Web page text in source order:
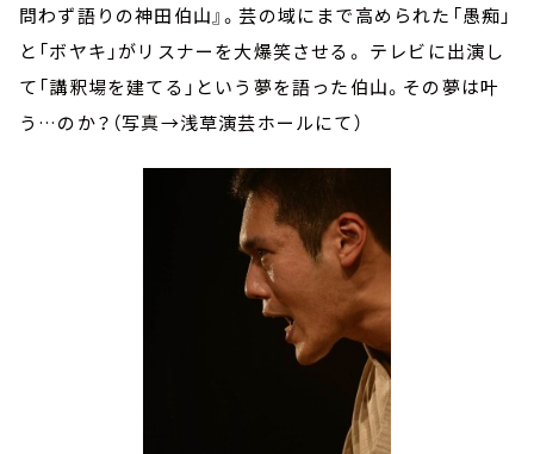
問わず語りの神田伯山』。芸の域にまで高められた「愚痴」
と「ボヤキ」がリスナーを大爆笑させる。 テレビに出演し
て「講釈場を建てる」という夢を語った伯山。その夢は叶
う…のか？（写真→浅草演芸ホールにて）